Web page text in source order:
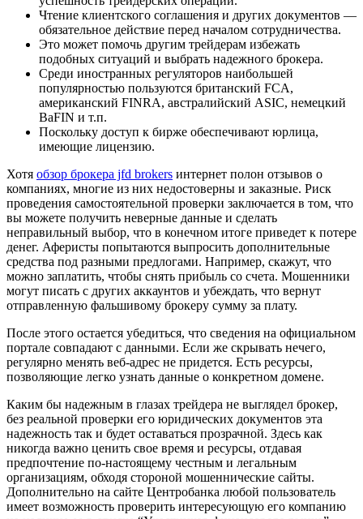
Чтение клиентского соглашения и других документов —
обязательное действие перед началом сотрудничества.
Это может помочь другим трейдерам избежать
подобных ситуаций и выбрать надежного брокера.
Среди иностранных регуляторов наибольшей
популярностью пользуются британский FCA,
американский FINRA, австралийский ASIC, немецкий
BaFIN и т.п.
Поскольку доступ к бирже обеспечивают юрлица,
имеющие лицензию.
Хотя обзор брокера jfd brokers интернет полон отзывов о
компаниях, многие из них недостоверны и заказные. Риск
проведения самостоятельной проверки заключается в том, что
вы можете получить неверные данные и сделать
неправильный выбор, что в конечном итоге приведет к потере
денег. Аферисты попытаются выпросить дополнительные
средства под разными предлогами. Например, скажут, что
можно заплатить, чтобы снять прибыль со счета. Мошенники
могут писать с других аккаунтов и убеждать, что вернут
отправленную фальшивому брокеру сумму за плату.
После этого остается убедиться, что сведения на официальном
портале совпадают с данными. Если же скрывать нечего,
регулярно менять веб-адрес не придется. Есть ресурсы,
позволяющие легко узнать данные о конкретном домене.
Каким бы надежным в глазах трейдера не выглядел брокер,
без реальной проверки его юридических документов эта
надежность так и будет оставаться прозрачной. Здесь как
никогда важно ценить свое время и ресурсы, отдавая
предпочтение по-настоящему честным и легальным
организациям, обходя стороной мошеннические сайты.
Дополнительно на сайте Центробанка любой пользователь
имеет возможность проверить интересующую его компанию